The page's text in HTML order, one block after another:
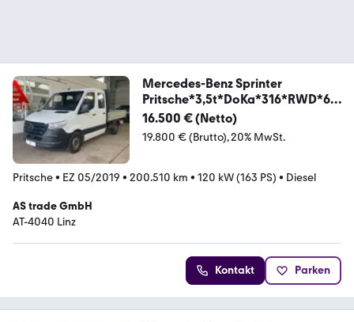
Mercedes-Benz Sprinter
Pritsche*3,5t*DoKa*316*RWD*6
Sitzer
16.500 € (Netto)
19.800 € (Brutto) 20% MwSt.
Pritsche• EZ 05/2019 • 200.510 km • 120 kW (163 PS) • Diesel
AS trade GmbH
AT-4040 Linz
Kontakt Parken